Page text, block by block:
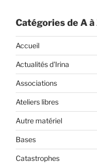
Catégories de A à
Accueil
Actualités d'Irina
Associations
Ateliers libres
Autre matériel
Bases
Catastrophes